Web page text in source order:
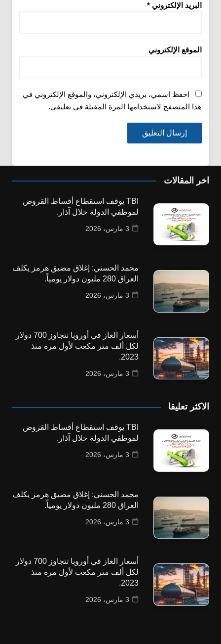
البريد الإلكتروني *
الموقع الإلكتروني
احفظ اسمي، بريدي الإلكتروني، والموقع الإلكتروني في
هذا المتصفح لاستخدامها المرة المقبلة في تعليقي.
اخر المقالات
TBI يوقف استقطاع أقساط القروض
لموظفي الدولة خلال آذار.
3 مارس، 2026
محمد الحسني: إغلاق مضيق هرمز يكلف
العراق 280 مليون دولار يومياً.
3 مارس، 2026
أسعار الغاز في أوروبا تتجاوز 700 دولار
لكل ألف متر مكعب لأول مرة منذ
2023.
3 مارس، 2026
الاكثر تعليقا
TBI يوقف استقطاع أقساط القروض
لموظفي الدولة خلال آذار.
3 مارس، 2026
محمد الحسني: إغلاق مضيق هرمز يكلف
العراق 280 مليون دولار يومياً.
3 مارس، 2026
أسعار الغاز في أوروبا تتجاوز 700 دولار
لكل ألف متر مكعب لأول مرة منذ
2023.
3 مارس، 2026